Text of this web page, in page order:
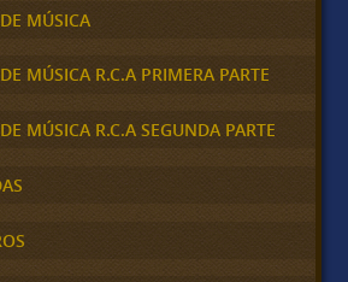
MÚSICA
MÚSICA R.C.A PRIMERA PARTE
MÚSICA R.C.A SEGUNDA PARTE